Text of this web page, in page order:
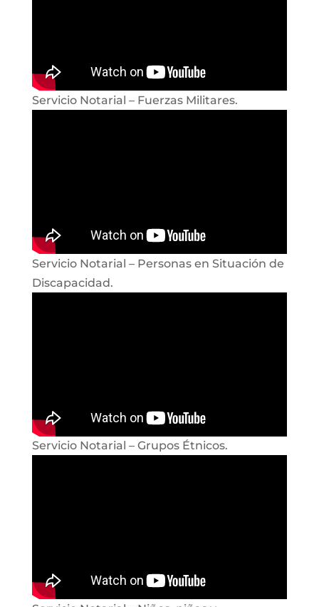
Servicio Notarial – Fuerzas Militares.
Servicio Notarial – Personas en Situación de
Discapacidad.
Servicio Notarial – Grupos Étnicos.